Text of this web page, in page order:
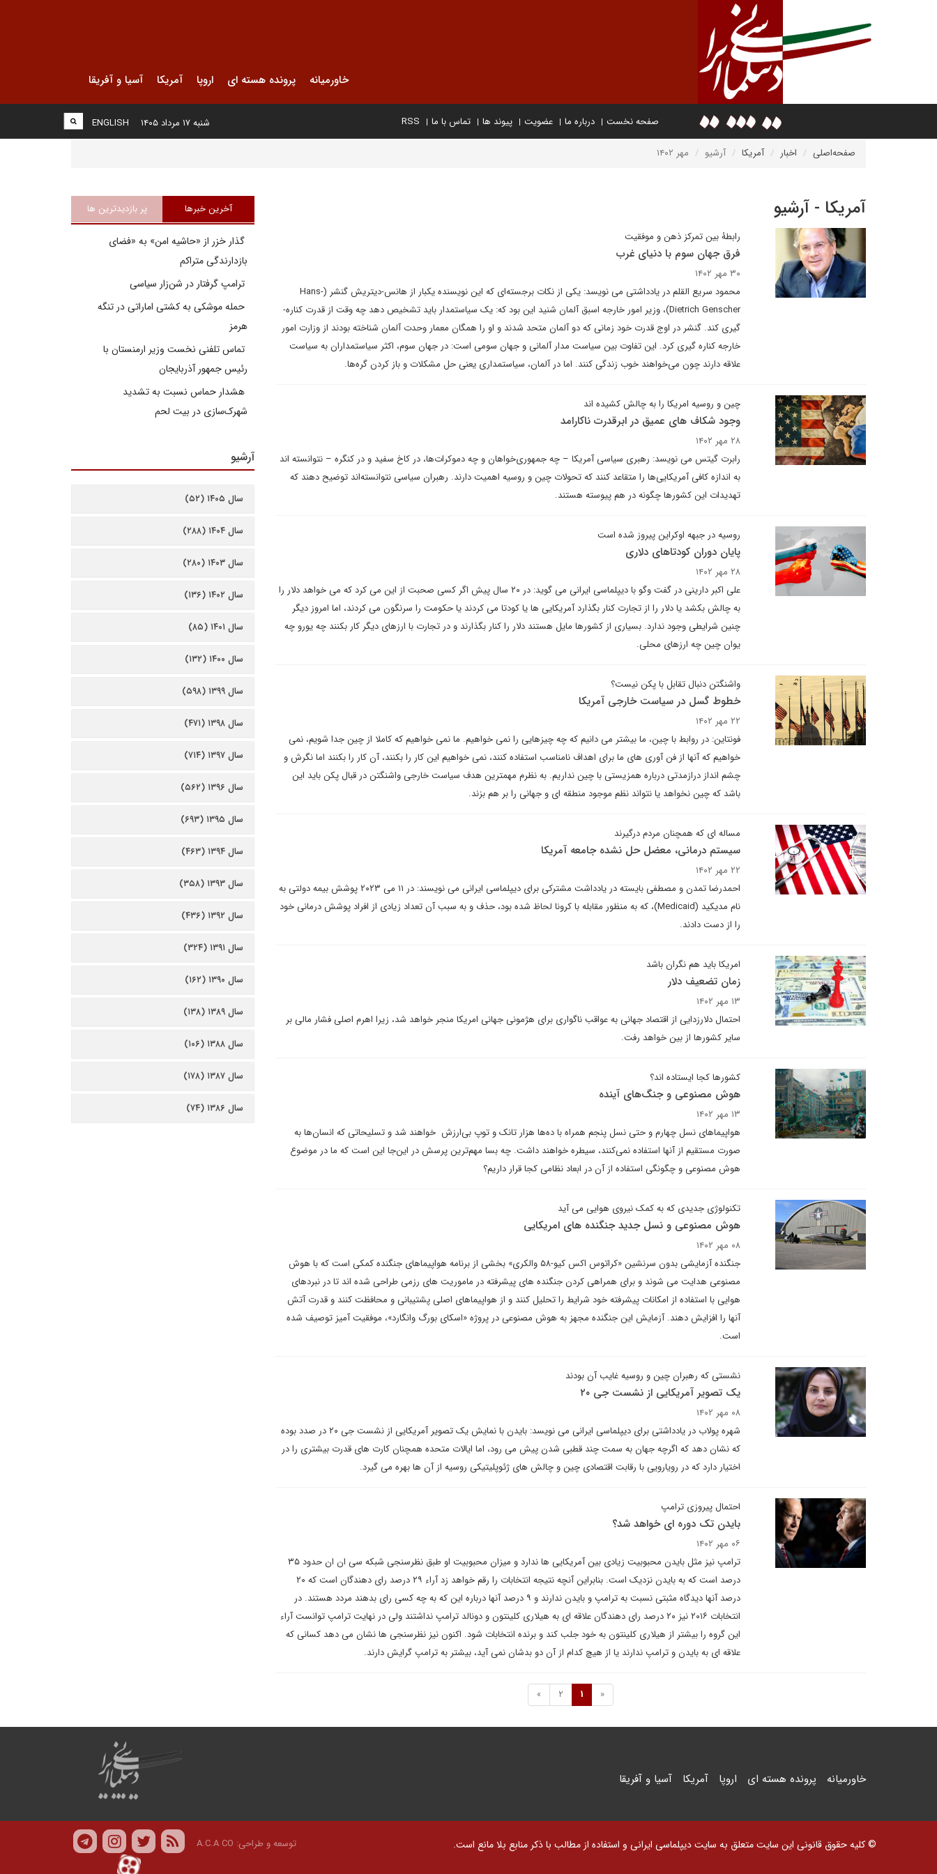
خاورمیانه پرونده هسته ای اروپا آمریکا آسیا و آفریقا
صفحه نخست درباره ما عضویت پیوند ها تماس با ما RSS
ENGLISH شنبه ۱۷ مرداد ۱۴۰۵
صفحه‌اصلی اخبار آمریکا آرشیو مهر ۱۴۰۲
آمریکا - آرشیو
رابطۀ بین تمرکز ذهن و موفقیت
فرق جهان سوم با دنیای غرب
۳۰ مهر ۱۴۰۲
محمود سریع القلم در یادداشتی می نویسد: یکی از نکات برجسته‌­ای که این نویسنده یکبار از هانس-دیتریش گنشر (Hans-
Dietrich Genscher)، وزیر امور خارجه اسبق آلمان شنید این بود که: یک سیاستمدار باید تشخیص دهد چه وقت از قدرت کناره‌­
گیری کند. گنشر در اوج قدرت خود زمانی که دو آلمان متحد شدند و او را همگان معمار وحدت آلمان شناخته بودند از وزارت امور
خارجه کناره ­گیری کرد. این تفاوت بین سیاست مدار آلمانی و جهان سومی است: در جهان سوم، اکثر سیاستمداران به سیاست
علاقه دارند چون می‌خواهند خوب زندگی کنند. اما در آلمان، سیاستمداری یعنی حل مشکلات و باز کردن گره‌ها.
چین و روسیه امریکا را به چالش کشیده اند
وجود شکاف های عمیق در ابرقدرت ناکارامد
۲۸ مهر ۱۴۰۲
رابرت گیتس می نویسد: رهبری سیاسی آمریکا – چه جمهوری‌خواهان و چه دموکرات‌ها، در کاخ سفید و در کنگره – نتوانسته اند
به اندازه کافی آمریکایی‌ها را متقاعد کنند که تحولات چین و روسیه اهمیت دارند. رهبران سیاسی نتوانسته‌اند توضیح دهند که
تهدیدات این کشورها چگونه در هم پیوسته هستند.
روسیه در جبهه اوکراین پیروز شده است
پایان دوران کودتاهای دلاری
۲۸ مهر ۱۴۰۲
علی اکبر دارینی در گفت وگو با دیپلماسی ایرانی می گوید: در ۲۰ سال پیش اگر کسی صحبت از این می کرد که می خواهد دلار را
به چالش بکشد یا دلار را از تجارت کنار بگذارد آمریکایی ها یا کودتا می کردند یا حکومت را سرنگون می کردند، اما امروز دیگر
چنین شرایطی وجود ندارد. بسیاری از کشورها مایل هستند دلار را کنار بگذارند و در تجارت با ارزهای دیگر کار بکنند چه یورو چه
یوان چین چه ارزهای محلی.
واشنگتن دنبال تقابل با پکن نیست؟
خطوط گسل در سیاست خارجی آمریکا
۲۲ مهر ۱۴۰۲
فونتاین: در روابط با چین، ما بیشتر می دانیم که چه چیزهایی را نمی خواهیم. ما نمی خواهیم که کاملا از چین جدا شویم، نمی
خواهیم که آنها از فن آوری های ما برای اهداف نامناسب استفاده کنند، نمی خواهیم این کار را بکنند، آن کار را بکنند اما نگرش و
چشم انداز درازمدتی درباره همزیستی با چین نداریم. به نظرم مهمترین هدف سیاست خارجی واشنگتن در قبال پکن باید این
باشد که چین نخواهد یا نتواند نظم موجود منطقه ای و جهانی را بر هم بزند.
مساله ای که همچنان مردم درگیرند
سیستم درمانی، معضل حل نشده جامعه آمریکا
۲۲ مهر ۱۴۰۲
احمدرضا تمدن و مصطفی بایسته در یادداشت مشترکی برای دیپلماسی ایرانی می نویسند: در ۱۱ می ۲۰۲۳ پوشش بیمه دولتی به
نام مدیکید (Medicaid)، که به منظور مقابله با کرونا لحاظ شده بود، حذف و به سبب آن تعداد زیادی از افراد پوشش درمانی خود
را از دست دادند.
امریکا باید هم نگران باشد
زمان تضعیف دلار
۱۳ مهر ۱۴۰۲
احتمال دلارزدایی از اقتصاد جهانی به عواقب ناگواری برای هژمونی جهانی امریکا منجر خواهد شد، زیرا اهرم اصلی فشار مالی بر
سایر کشورها از بین خواهد رفت.
کشورها کجا ایستاده اند؟
هوش مصنوعی و جنگ‌های آینده
۱۳ مهر ۱۴۰۲
هواپیماهای نسل چهارم و حتی نسل پنجم همراه با ده‌ها هزار تانک و توپ بی‌ارزش خواهند شد و تسلیحاتی که انسان‌ها به
صورت مستقیم از آنها استفاده نمی‌کنند، سیطره خواهند داشت. چه بسا مهم‌ترین پرسش در این‌جا این است که ما در موضوع
هوش مصنوعی و چگونگی استفاده از آن در ابعاد نظامی کجا قرار داریم؟
تکنولوژی جدیدی که به کمک نیروی هوایی می آید
هوش مصنوعی و نسل جدید جنگنده های امریکایی
۰۸ مهر ۱۴۰۲
جنگنده آزمایشی بدون سرنشین «کراتوس اکس کیو-۵۸ والکری» بخشی از برنامه هواپیماهای جنگنده کمکی است که با هوش
مصنوعی هدایت می شوند و برای همراهی کردن جنگنده های پیشرفته در ماموریت های رزمی طراحی شده اند تا در نبردهای
هوایی با استفاده از امکانات پیشرفته خود شرایط را تحلیل کنند و از هواپیماهای اصلی پشتیبانی و محافظت کنند و قدرت آتش
آنها را افزایش دهند. آزمایش این جنگنده مجهز به هوش مصنوعی در پروژه «اسکای بورگ وانگارد»، موفقیت آمیز توصیف شده
است.
نشستی که رهبران چین و روسیه غایب آن بودند
یک تصویر آمریکایی از نشست جی ۲۰
۰۸ مهر ۱۴۰۲
شهره پولاب در یادداشتی برای دیپلماسی ایرانی می نویسد: بایدن با نمایش یک تصویر آمریکایی از نشست جی ۲۰ در صدد بوده
که نشان دهد که اگرچه جهان به سمت چند قطبی شدن پیش می رود، اما ایالات متحده همچنان کارت های قدرت بیشتری را در
اختیار دارد که در رویارویی با رقابت اقتصادی چین و چالش های ژئوپلیتیکی روسیه از آن ها بهره می گیرد.
احتمال پیروزی ترامپ
بایدن تک دوره ای خواهد شد؟
۰۶ مهر ۱۴۰۲
ترامپ نیز مثل بایدن محبوبیت زیادی بین آمریکایی ها ندارد و میزان محبوبیت او طبق نظرسنجی شبکه سی ان ان حدود ۳۵
درصد است که به بایدن نزدیک است. بنابراین آنچه نتیجه انتخابات را رقم خواهد زد آراء ۲۹ درصد رای دهندگان است که ۲۰
درصد آنها دیدگاه مثبتی نسبت به ترامپ و بایدن ندارند و ۹ درصد آنها درباره این که به چه کسی رای بدهند مردد هستند. در
انتخابات ۲۰۱۶ نیز ۲۰ درصد رای دهندگان علاقه ای به هیلاری کلینتون و دونالد ترامپ نداشتند ولی در نهایت ترامپ توانست آراء
این گروه را بیشتر از هیلاری کلینتون به خود جلب کند و برنده انتخابات شود. اکنون نیز نظرسنجی ها نشان می دهد کسانی که
علاقه ای به بایدن و ترامپ ندارند یا از هیچ کدام از آن دو بدشان نمی آید، بیشتر به ترامپ گرایش دارند.
«
1
2
»
آخرین خبرها پر بازدیدترین ها
گذار خزر از «حاشیه امن» به «فضای
بازدارندگی متراکم
ترامپ گرفتار در شن‌زار سیاسی
حمله موشکی به کشتی اماراتی در تنگه
هرمز
تماس تلفنی نخست وزیر ارمنستان با
رئیس جمهور آذربایجان
هشدار حماس نسبت به تشدید
شهرک‌سازی در بیت‌ لحم
آرشیو
سال ۱۴۰۵ (۵۲)
سال ۱۴۰۴ (۲۸۸)
سال ۱۴۰۳ (۲۸۰)
سال ۱۴۰۲ (۱۳۶)
سال ۱۴۰۱ (۸۵)
سال ۱۴۰۰ (۱۳۲)
سال ۱۳۹۹ (۵۹۸)
سال ۱۳۹۸ (۴۷۱)
سال ۱۳۹۷ (۷۱۴)
سال ۱۳۹۶ (۵۶۲)
سال ۱۳۹۵ (۶۹۳)
سال ۱۳۹۴ (۴۶۳)
سال ۱۳۹۳ (۳۵۸)
سال ۱۳۹۲ (۴۳۶)
سال ۱۳۹۱ (۳۲۴)
سال ۱۳۹۰ (۱۶۲)
سال ۱۳۸۹ (۱۳۸)
سال ۱۳۸۸ (۱۰۶)
سال ۱۳۸۷ (۱۷۸)
سال ۱۳۸۶ (۷۴)
خاورمیانه پرونده هسته ای اروپا آمریکا آسیا و آفریقا
© کلیه حقوق قانونی این سایت متعلق به سایت دیپلماسی ایرانی و استفاده از مطالب با ذکر منابع بلا مانع است. توسعه و طراحی: A.C.A CO